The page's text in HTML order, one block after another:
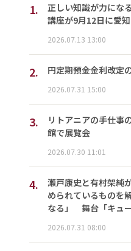
1.
正しい知識が力にな
講座が9月12日に愛
2026.07.13 13:00
2. 円定期預金金利改定
2026.07.31 15:00
3.
リトアニアの手仕
館で展覧会
2026.07.30 11:01
4.
瀬戸康史と有村架純
められているものを
なる」 舞台「キュ
2026.07.31 08:00